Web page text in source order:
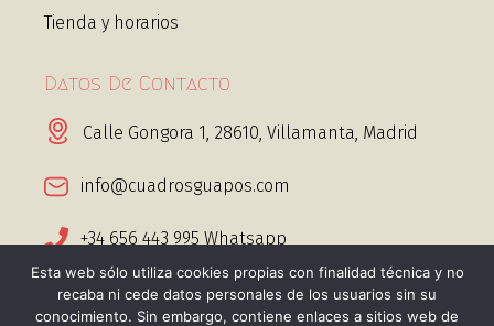
Tienda y horarios
Datos De Contacto
Calle Gongora 1, 28610, Villamanta, Madrid
info@cuadrosguapos.com
+34 656 443 995 Whatsapp
Esta web sólo utiliza cookies propias con finalidad técnica y no
recaba ni cede datos personales de los usuarios sin su
conocimiento. Sin embargo, contiene enlaces a sitios web de